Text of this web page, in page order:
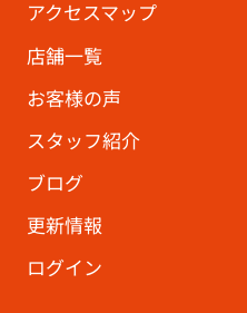
アクセスマップ
店舗一覧
お客様の声
スタッフ紹介
ブログ
更新情報
ログイン